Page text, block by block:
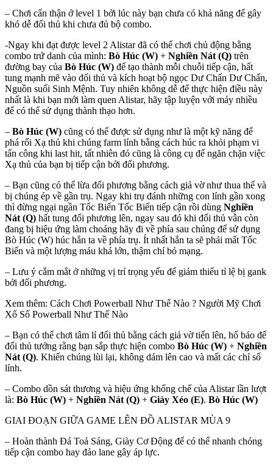
– Chơi cẩn thận ở level 1 bởi lúc này bạn chưa có khả năng để gây
khó dễ đối thủ khi chưa đủ bộ combo.
-Ngay khi đạt được level 2 Alistar đã có thể chơi chủ động bằng
combo trứ danh của mình: Bò Húc (W) + Nghiền Nát (Q) trên
đường bay của Bò Húc (W) để tạo thành mỗi chuỗi tiếp cận, hất
tung mạnh mẽ vào đối thủ và kích hoạt bộ ngọc Dư Chấn Dư Chấn,
Nguồn suối Sinh Mệnh. Tuy nhiên không dễ để thực hiện điều này
nhất là khi bạn mới làm quen Alistar, hãy tập luyện với máy nhiều
để có thể sử dụng thành thạo hơn.
– Bò Húc (W) cũng có thể được sử dụng như là một kỹ năng để
phá rối Xạ thủ khi chúng farm lính bằng cách húc ra khỏi phạm vi
tấn công khi last hit, tất nhiên đó cũng là công cụ để ngăn chặn việc
Xạ thủ của bạn bị tiếp cận bởi đối phương.
– Bạn cũng có thể lừa đối phương bằng cách giả vờ như thua thế và
bị chúng ép về gần trụ. Ngay khi trụ đánh những con lính gần xong
thì đừng ngại ngần Tốc Biến Tốc Biến tiếp cận rồi dùng Nghiền
Nát (Q) hất tung đối phương lên, ngay sau đó khi đối thủ vẫn còn
đang bị hiệu ứng làm choáng hãy đi về phía sau chúng để sử dụng
Bò Húc (W) húc hắn ta về phía trụ. Ít nhất hắn ta sẽ phải mất Tốc
Biến và một lượng máu khá lớn, thậm chí bỏ mạng.
– Lưu ý cắm mắt ở những vị trí trọng yếu để giảm thiểu tỉ lệ bị gank
bởi đối phương.
Xem thêm: Cách Chơi Powerball Như Thế Nào ? Người Mỹ Chơi
Xổ Số Powerball Như Thế Nào
– Bạn có thể chơi tâm lí đối thủ bằng cách giả vờ tiến lên, hổ báo để
đối thủ tưởng rằng bạn sắp thực hiện combo Bò Húc (W) + Nghiền
Nát (Q). Khiến chúng lùi lại, không dám lên cao và mất các chỉ số
lính.
– Combo dồn sát thương và hiệu ứng khống chế của Alistar lần lượt
là: Bò Húc (W) + Nghiền Nát (Q) + Giày Xéo (E). Bò Húc (W)
GIAI ĐOẠN GIỮA GAME LÊN ĐỒ ALISTAR MÙA 9
– Hoàn thành Đá Toả Sáng, Giày Cơ Động để có thể nhanh chóng
tiếp cận combo hay đảo lane gây áp lực.